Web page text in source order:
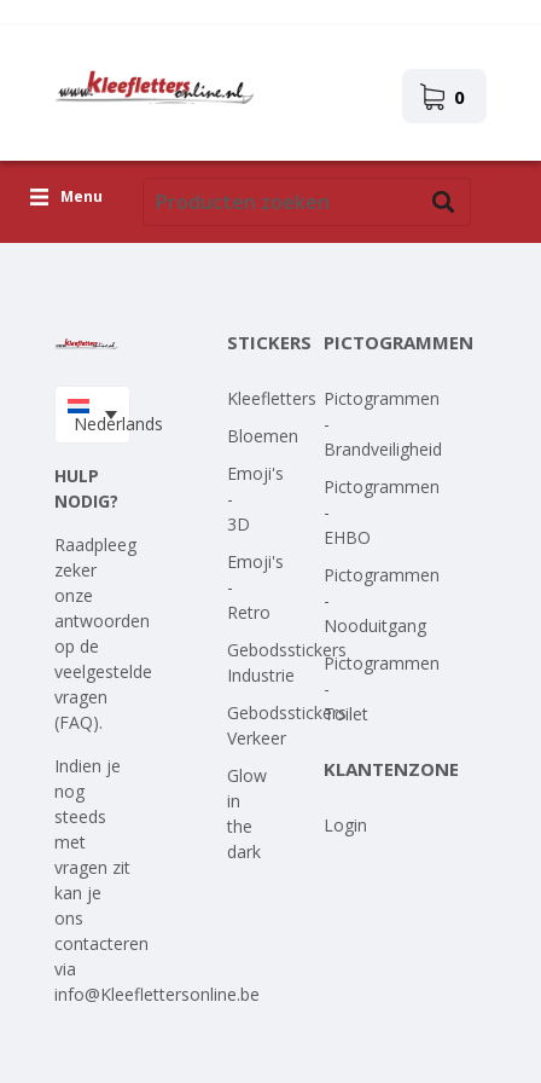
0
Menu
Upload je eigen ontwerp
Nederlands
HULP
NODIG?
Raadpleeg
zeker
onze
antwoorden
op de
veelgestelde
vragen
(FAQ).
Indien je
nog
steeds
met
vragen zit
kan je
ons
contacteren
via
info@Kleeflettersonline.be
STICKERS
Kleefletters
Bloemen
Emoji's
-
3D
Emoji's
-
Retro
Gebodsstickers
Industrie
Gebodsstickers
Verkeer
Glow
in
the
dark
PICTOGRAMMEN
Pictogrammen
-
Brandveiligheid
Pictogrammen
-
EHBO
Pictogrammen
-
Nooduitgang
Pictogrammen
-
Toilet
KLANTENZONE
Login